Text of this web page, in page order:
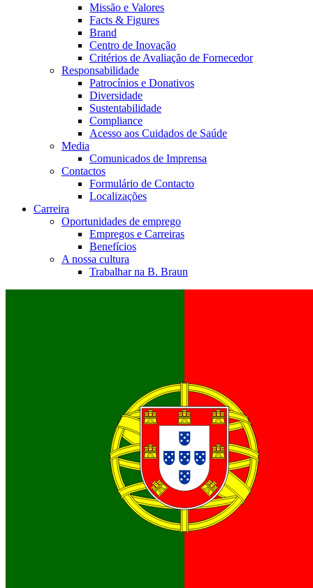
Missão e Valores
Facts & Figures
Brand
Centro de Inovação
Critérios de Avaliação de Fornecedor
Responsabilidade
Patrocínios e Donativos
Diversidade
Sustentabilidade
Compliance
Acesso aos Cuidados de Saúde
Media
Comunicados de Imprensa
Contactos
Formulário de Contacto
Localizações
Carreira
Oportunidades de emprego
Empregos e Carreiras
Benefícios
A nossa cultura
Trabalhar na B. Braun